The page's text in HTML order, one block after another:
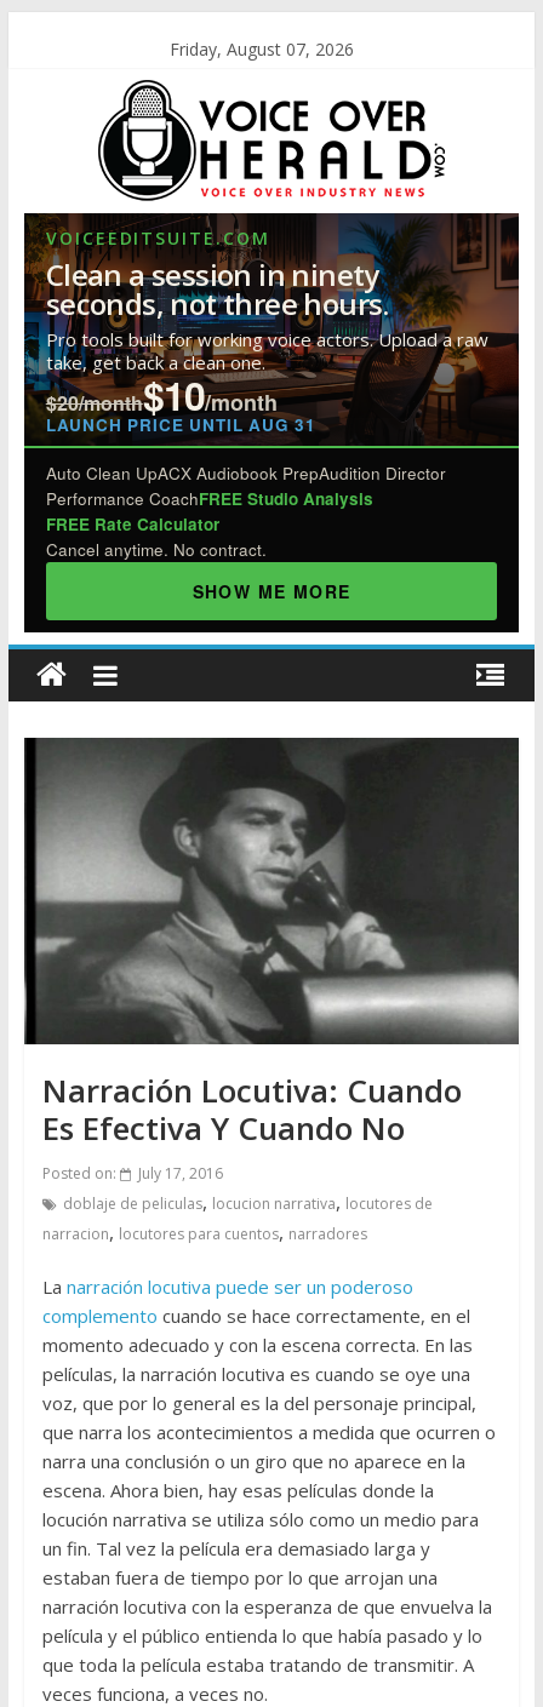
Friday, August 07, 2026
VOICEEDITSUITE.COM
Clean a session in ninety
seconds, not three hours.
Pro tools built for working voice actors. Upload a raw
take, get back a clean one.
$20/month$10/month
LAUNCH PRICE UNTIL AUG 31
Auto Clean UpACX Audiobook PrepAudition Director
Performance CoachFREE Studio Analysis
FREE Rate Calculator
Cancel anytime. No contract.
SHOW ME MORE
Narración Locutiva: Cuando
Es Efectiva Y Cuando No
Posted on:
July 17, 2016
doblaje de peliculas, locucion narrativa, locutores de
narracion, locutores para cuentos, narradores
La narración locutiva puede ser un poderoso
complemento cuando se hace correctamente, en el
momento adecuado y con la escena correcta. En las
películas, la narración locutiva es cuando se oye una
voz, que por lo general es la del personaje principal,
que narra los acontecimientos a medida que ocurren o
narra una conclusión o un giro que no aparece en la
escena. Ahora bien, hay esas películas donde la
locución narrativa se utiliza sólo como un medio para
un fin. Tal vez la película era demasiado larga y
estaban fuera de tiempo por lo que arrojan una
narración locutiva con la esperanza de que envuelva la
película y el público entienda lo que había pasado y lo
que toda la película estaba tratando de transmitir. A
veces funciona, a veces no.